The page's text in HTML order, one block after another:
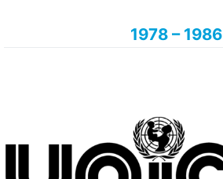
1978 – 1986